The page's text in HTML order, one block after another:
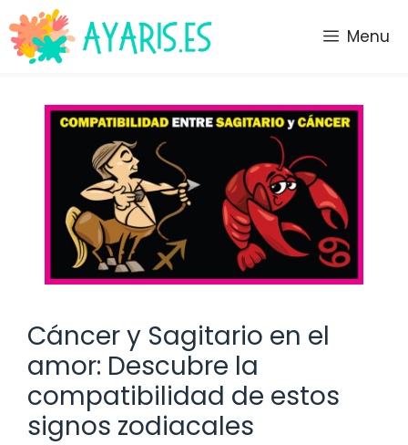
Saltar
al
contenido
Menu
Cáncer y Sagitario en el
amor: Descubre la
compatibilidad de estos
signos zodiacales